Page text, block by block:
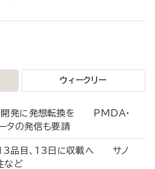
ウィークリー
開発に発想転換を PMDA・
タの発信も要請
13品目、13日に収載へ サノ
など